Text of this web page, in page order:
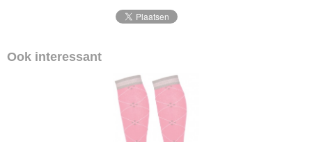
Ook interessant